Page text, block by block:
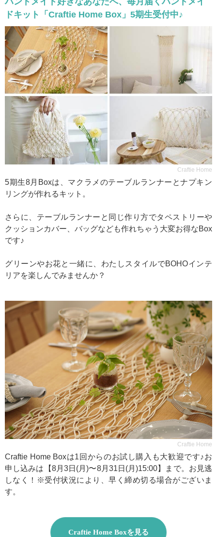
ドキット「Craftie Home Box」5期生受付中♪
Craftie Home
5期生8月Boxは、マクラメのテーブルランナーとナプキン
リングが作れるキット。
さらに、テーブルランナーと同じ作り方でタペストリーや
クッションカバー、バッグなども作れちゃう大変お得なBox
です♪
グリーンやお花と一緒に、わたしスタイルでBOHOインテ
リアを楽しんでみませんか？
Craftie Home
Craftie Home Boxは1回からのお試し購入も大歓迎です♪お
申し込みは【8月3日(月)〜8月31日(月)15:00】まで。お見逃
しなく！※受付状況により、早く締め切る場合がございま
す。
Craftie Home Boxを見る